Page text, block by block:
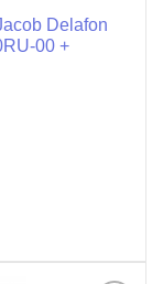
Delafon
00 +